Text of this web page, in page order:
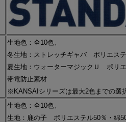
生地色：全10色、
冬生地：ストレッチギャバ ポリエス
夏生地：ウォーターマジックＵ ポリ
帯電防止素材
※KANSAIシリーズは最大2色までの選
生地色：全10色、
生地：鹿の子 ポリエステル50％・綿